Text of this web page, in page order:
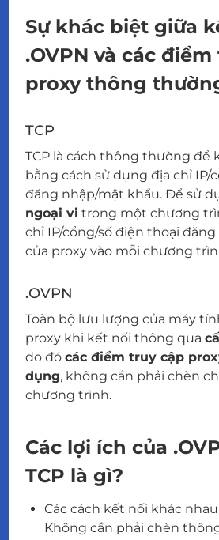
Sự khác biệt giữa
.OVPN và các
proxy thông
TCP
TCP là cách thông thường để
bằng cách sử dụng địa chỉ IP/
đăng nhập/mật khẩu. Để sử
ngoại vi trong một chương
chỉ IP/cổng/số điện thoại
của proxy vào mỗi chương
.OVPN
Toàn bộ lưu lượng của máy
proxy khi kết nối thông qua
do đó các điểm truy cập
dụng, không cần phải chèn
chương trình.
Các lợi ích của
TCP là gì?
Các cách kết nối khác
Không cần phải chèn